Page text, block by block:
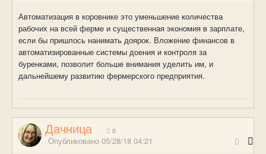
Автоматизация в коровнике это уменьшение количества
рабочих на всей ферме и существенная экономия в зарплате,
если бы пришлось нанимать доярок. Вложение финансов в
автоматизированные системы доения и контроля за
буренками, позволит больше внимания уделить им, и
дальнейшему развитию фермерского предприятия.
Дачница 0
Опубликовано 05/28/18 04:21